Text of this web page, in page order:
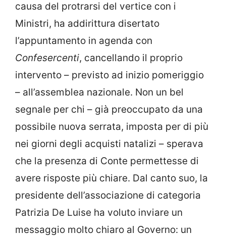
causa del protrarsi del vertice con i
Ministri, ha addirittura disertato
l’appuntamento in agenda con
Confesercenti, cancellando il proprio
intervento – previsto ad inizio pomeriggio
– all’assemblea nazionale. Non un bel
segnale per chi – già preoccupato da una
possibile nuova serrata, imposta per di più
nei giorni degli acquisti natalizi – sperava
che la presenza di Conte permettesse di
avere risposte più chiare. Dal canto suo, la
presidente dell’associazione di categoria
Patrizia De Luise ha voluto inviare un
messaggio molto chiaro al Governo: un